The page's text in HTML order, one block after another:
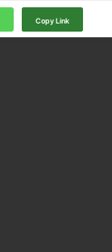
Copy Link